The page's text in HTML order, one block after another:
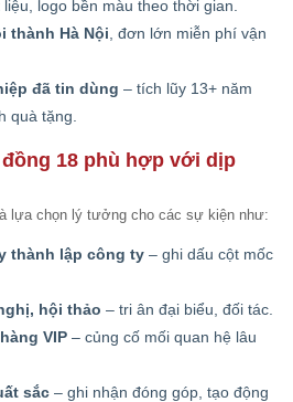
logo bền màu theo thời gian.
thành Hà Nội , đơn lớn miễn phí vận
đã tin dùng – tích lũy 13+ năm
quà tặng.
18 phù hợp với dịp
lựa chọn lý tưởng cho các sự kiện như:
thành lập công ty – ghi dấu cột mốc
hội thảo – tri ân đại biểu, đối tác.
VIP – củng cố mối quan hệ lâu
sắc – ghi nhận đóng góp, tạo động